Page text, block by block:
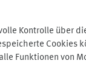
Kontrolle über
Cookies
Funktionen von